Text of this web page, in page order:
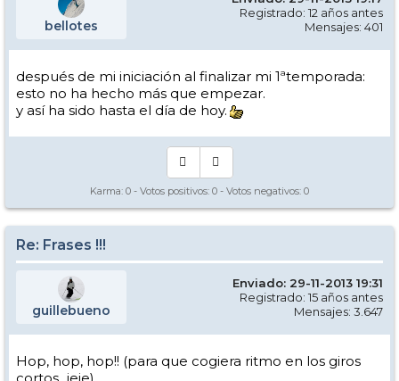
bellotes
Registrado: 12 años antes
Mensajes: 401
después de mi iniciación al finalizar mi 1ªtemporada:
esto no ha hecho más que empezar.
y así ha sido hasta el día de hoy.
Karma: 0 - Votos positivos: 0 - Votos negativos: 0
Re: Frases !!!
guillebueno
Enviado: 29-11-2013 19:31
Registrado: 15 años antes
Mensajes: 3.647
Hop, hop, hop!! (para que cogiera ritmo en los giros